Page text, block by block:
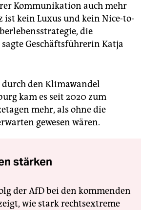
Kommunikation auch mehr
ist kein Luxus und kein Nice-to-
die
Geschäftsführerin Katja
den Klimawandel
kam es seit 2020 zum
mehr, als ohne die
gewesen wären.
stärken
der AfD bei den kommenden
wie stark rechtsextreme